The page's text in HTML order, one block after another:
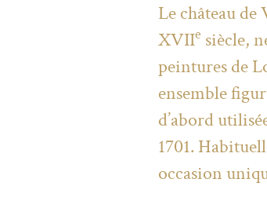
Le château
XVIIe siècle,
peintures de
ensemble
d’abord
1701.
occasion